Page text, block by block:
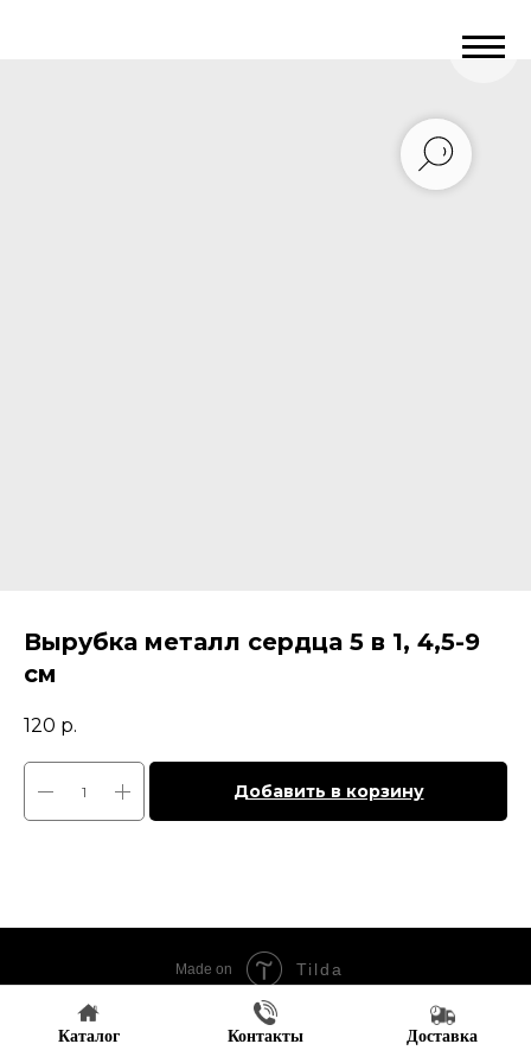
Вырубка металл сердца 5 в 1, 4,5-9
см
120 р.
Добавить в корзину
Каталог Контакты Доставка
Made on Tilda